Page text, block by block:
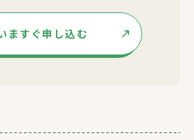
ますぐ申し込む